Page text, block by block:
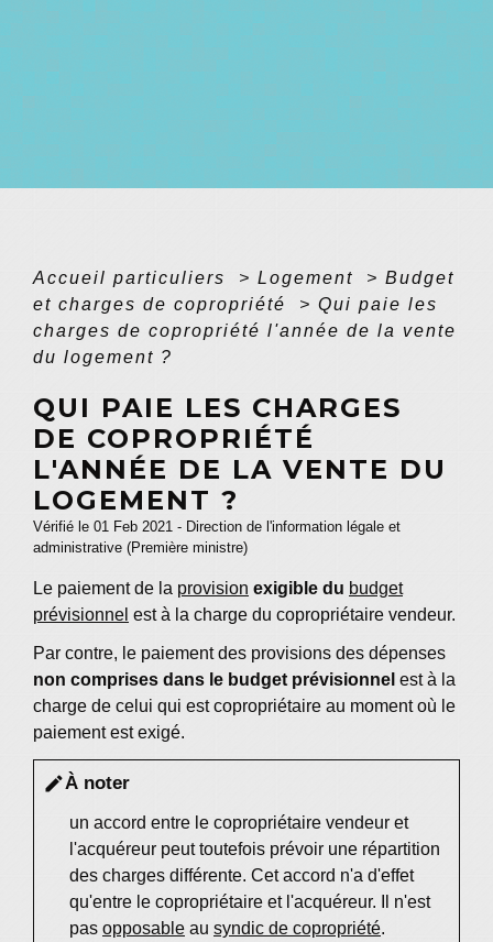
Accueil particuliers > Logement > Budget
et charges de copropriété
> Qui paie les
charges de copropriété l'année de la vente
du logement ?
QUI PAIE LES CHARGES
DE COPROPRIÉTÉ
L'ANNÉE DE LA VENTE DU
LOGEMENT ?
Vérifié le 01 Feb 2021 - Direction de l'information légale et
administrative (Première ministre)
Le paiement de la provision exigible du budget
prévisionnel est à la charge du copropriétaire vendeur.
Par contre, le paiement des provisions des dépenses
non comprises dans le budget prévisionnel est à la
charge de celui qui est copropriétaire au moment où le
paiement est exigé.
editÀ noter
un accord entre le copropriétaire vendeur et
l'acquéreur peut toutefois prévoir une répartition
des charges différente. Cet accord n'a d'effet
qu'entre le copropriétaire et l'acquéreur. Il n'est
pas opposable au syndic de copropriété.